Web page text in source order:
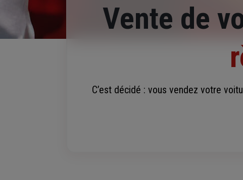
Vente de
C’est décidé : vous vendez votre